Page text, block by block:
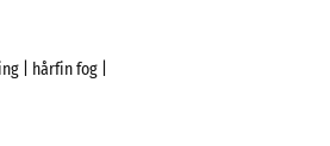
| hårfin fog |